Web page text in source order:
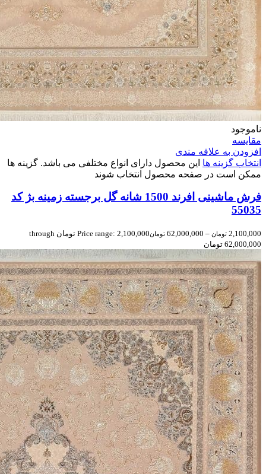
ناموجود
مقایسه
افزودن به علاقه مندی
انتخاب گزینه ها این محصول دارای انواع مختلفی می باشد. گزینه ها
ممکن است در صفحه محصول انتخاب شوند
فرش ماشینی افرند 1500 شانه گل برجسته زمینه بژ کد
55035
2,100,000 تومان –
62,000,000 تومان
Price range: 2,100,000 تومان through
62,000,000 تومان